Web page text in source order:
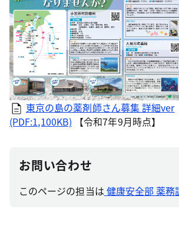
東京の島の薬剤師さん募集 詳細ver
(PDF:1,100KB)
【令和7年9月時点】
お問い合わせ
このページの担当は 健康安全部 薬務